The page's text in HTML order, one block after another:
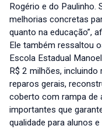
Rogério e do Paulinho.
melhorias concretas
quanto na educação”,
Ele também ressaltou
Escola Estadual
R$ 2 milhões,
reparos gerais,
coberto com rampa de
importantes que
qualidade para alunos